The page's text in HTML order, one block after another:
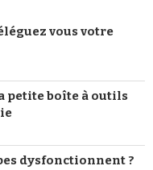
vous votre
petite boîte à outils
dysfonctionnent ?